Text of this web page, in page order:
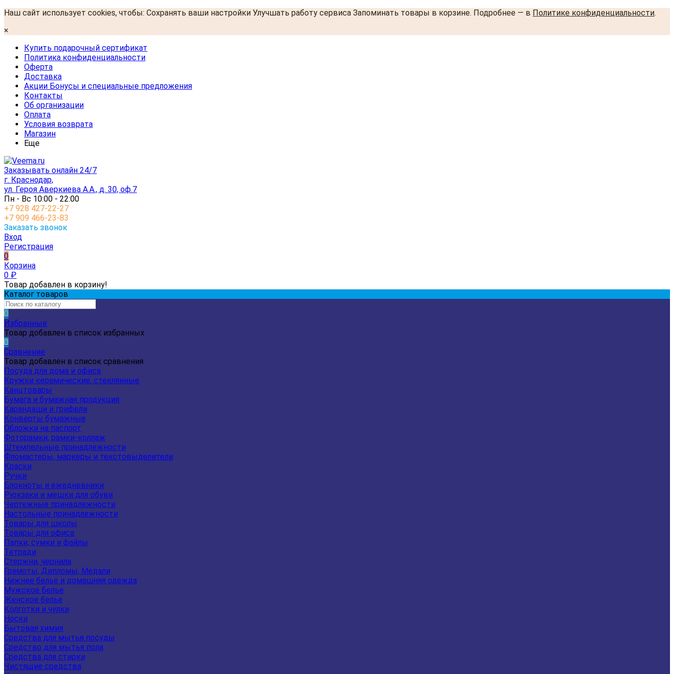
Наш сайт использует cookies, чтобы: Сохранять ваши настройки Улучшать работу сервиса Запоминать товары в корзине. Подробнее — в Политике конфиденциальности.
×
Купить подарочный сертификат
Политика конфиденциальности
Оферта
Доставка
Акции Бонусы и специальные предложения
Контакты
Об организации
Оплата
Условия возврата
Магазин
Еще
Заказывать онлайн 24/7
г. Краснодар,
ул. Героя Аверкиева А.А., д. 30, оф.7
Пн - Вс 10:00 - 22:00
+7 928 427-22-27
+7 909 466-23-83
Заказать звонок
Вход
Регистрация
0
Корзина
0 ₽
Товар добавлен в корзину!
Каталог товаров
0
Избранные
Товар добавлен в список избранных
0
Сравнение
Товар добавлен в список сравнения
Посуда для дома и офиса
Кружки керамические, стеклянные
Канцтовары
Бумага и бумажная продукция
Карандаши и грифели
Конверты бумажные
Обложки на паспорт
Фоторамки, рамки-коллаж
Штемпельные принадлежности
Фломастеры, маркеры и текстовыделители
Краски
Ручки
Блокноты и ежедневники
Рюкзаки и мешки для обуви
Чертежные принадлежности
Настольные принадлежности
Товары для школы
Товары для офиса
Папки, сумки и файлы
Тетради
Стержни, чернила
Грамоты, Дипломы, Медали
Нижнее белье и домашняя одежда
Мужское белье
Женское белье
Колготки и чулки
Носки
Бытовая химия
Средства для мытья посуды
Средство для мытья пола
Средства для стирки
Чистящие средства